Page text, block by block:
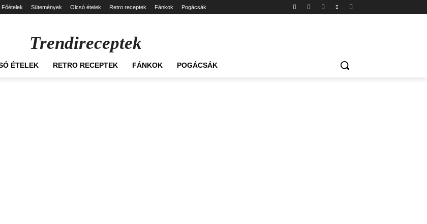
Főételek Sütemények Olcsó ételek Retro receptek Fánkok Pogácsák
Trendireceptek
ÉTELEK RETRO RECEPTEK FÁNKOK POGÁCSÁK